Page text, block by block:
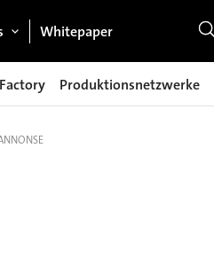
Whitepaper
Produktionsnetzwerke